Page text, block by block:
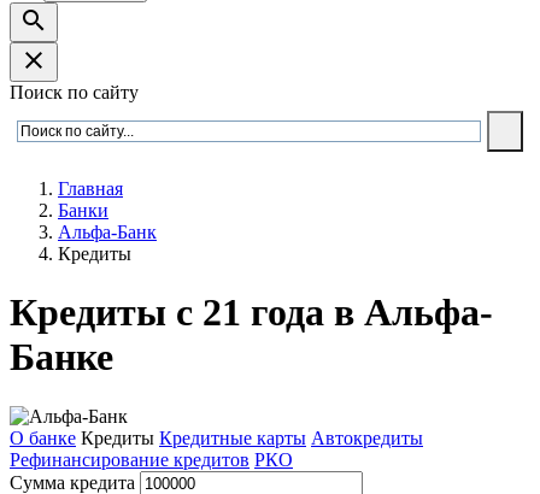
search
close
Поиск по сайту
Главная
Банки
Альфа-Банк
Кредиты
Кредиты с 21 года в Альфа-
Банке
О банке Кредиты Кредитные карты Автокредиты
Рефинансирование кредитов РКО
Сумма кредита